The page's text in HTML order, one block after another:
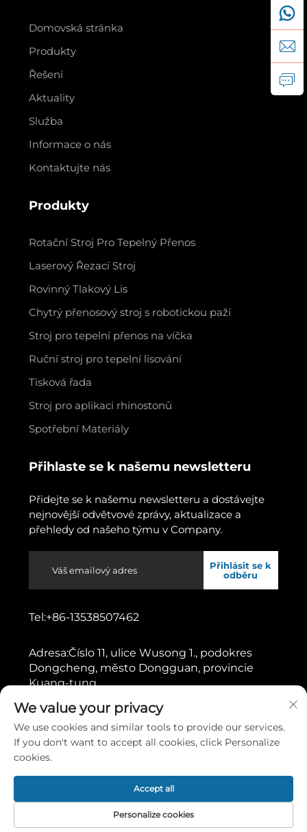
Domovská stránka
Produkty
Řešení
Aktuality
Služba
Informace o nás
Kontaktujte nás
Produkty
Rotační Stroj Pro Tepelný Přenos
Laserový Řezací Stroj
Rovinný Tlakový Lis
Chytrý přenosový stroj s robotickou paží
Stroj pro tepelní přenos na víčka
Ruční stroj pro tepelní lisování
Tisková řada
Stroj pro aplikaci rhinostonů
Spotřební Materiály
Přihlaste se k našemu newsletteru
Přidejte se k našemu newsletteru a dostávejte
nejnovější odvětvové zprávy, aktualizace a
přehledy od našeho týmu v Company.
Přihlásit se k
odběru
Tel:+86-13538507462
Adresa:Číslo 11, ulice Wusong 1., podokres
Dongcheng, město Dongguan, provincie
Kuang-tung
Všechna práva vyhrazena © 2026 společností Dongguan
Gaoshang Machinery Co., Ltd.
Zásady ochrany soukromí
We value your privacy
We use cookies and similar tools to provide our services.
If you don't want to accept all cookies, click Personalize
cookies.
Personalize cookies
Accept all